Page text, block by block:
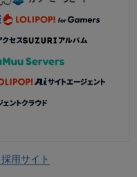
採用サイト